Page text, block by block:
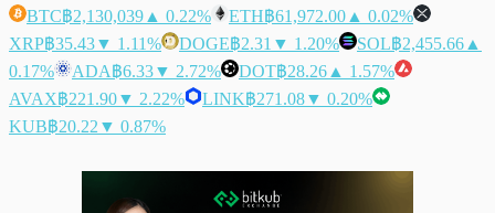
BTC฿2,130,039 ▲ 0.22% ETH฿61,972.00 ▲ 0.02%
XRP฿35.43▼ 1.11% DOGE฿2.31 ▼ 1.20% SOL฿2,455.66 ▲
0.17%
ADA฿6.33▼ 2.72% DOT฿28.26 ▲ 1.57%
AVAX฿221.90▼ 2.22% LINK฿271.08▼ 0.20%
KUB฿20.22 ▼ 0.87%